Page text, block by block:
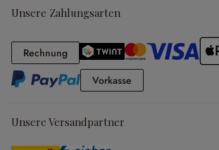
Unsere Zahlungsarten
RechnungRechnung
Vorkasse
Unsere Versandpartner